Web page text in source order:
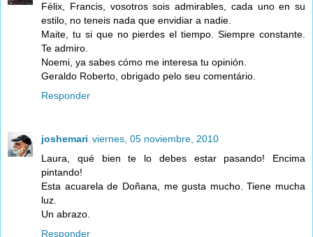
Félix, Francis, vosotros sois admirables, cada uno en su
estilo, no teneis nada que envidiar a nadie.
Maite, tu si que no pierdes el tiempo. Siempre constante.
Te admiro.
Noemi, ya sabes cómo me interesa tu opinión.
Geraldo Roberto, obrigado pelo seu comentário.
Responder
joshemari viernes, 05 noviembre, 2010
Laura, qué bien te lo debes estar pasando! Encima
pintando!
Esta acuarela de Doñana, me gusta mucho. Tiene mucha
luz.
Un abrazo.
Responder